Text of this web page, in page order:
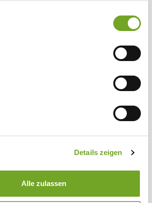
Details zeigen
Alle zulassen
20,00 €*